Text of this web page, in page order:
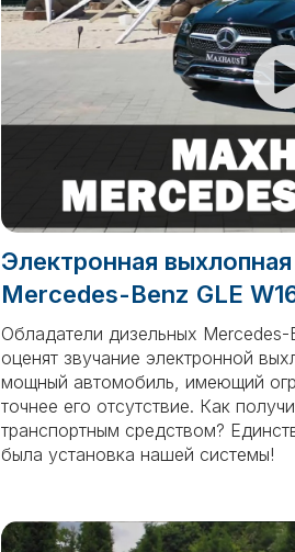
Электронная
Mercedes-Benz GLE
Обладатели дизельных Mercedes-
оценят звучание электронной
мощный автомобиль, имеющий
точнее его отсутствие. Как
транспортным средством?
была установка нашей системы!